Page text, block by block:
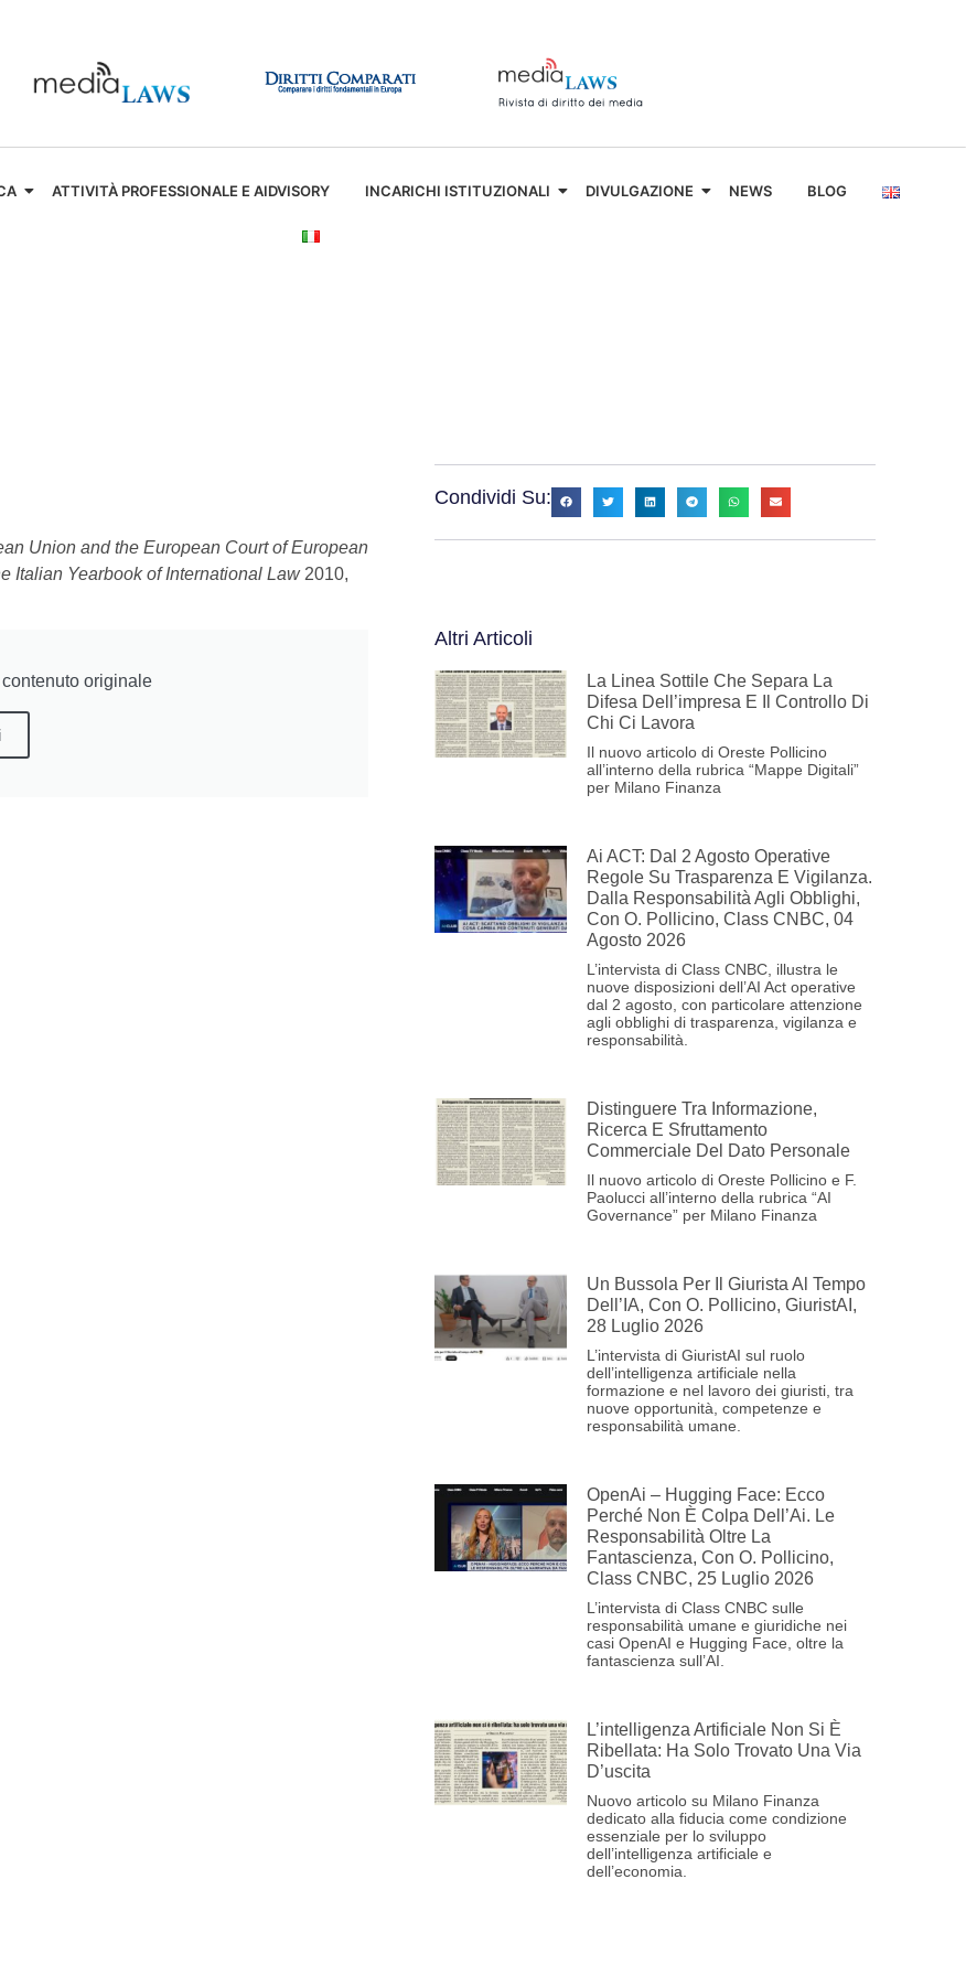
ATTIVITÀ PROFESSIONALE E AIDVISORY INCARICHI ISTITUZIONALI DIVULGAZIONE NEWS BLOG
Union and the European Court of European
Italian Yearbook of International Law2010,
originale
Condividi Su:
Altri Articoli
La Linea Sottile Che Separa La
Difesa Dell’impresa E Il Controllo Di
Chi Ci Lavora
Il nuovo articolo di Oreste Pollicino
all’interno della rubrica “Mappe Digitali”
per Milano Finanza
Ai ACT: Dal 2 Agosto Operative
Regole Su Trasparenza E Vigilanza.
Dalla Responsabilità Agli Obblighi,
Con O. Pollicino, Class CNBC, 04
Agosto 2026
L’intervista di Class CNBC, illustra le
nuove disposizioni dell’AI Act operative
dal 2 agosto, con particolare attenzione
agli obblighi di trasparenza, vigilanza e
responsabilità.
Distinguere Tra Informazione,
Ricerca E Sfruttamento
Commerciale Del Dato Personale
Il nuovo articolo di Oreste Pollicino e F.
Paolucci all’interno della rubrica “AI
Governance” per Milano Finanza
Un Bussola Per Il Giurista Al Tempo
Dell’IA, Con O. Pollicino, GiuristAI,
28 Luglio 2026
L’intervista di GiuristAI sul ruolo
dell’intelligenza artificiale nella
formazione e nel lavoro dei giuristi, tra
nuove opportunità, competenze e
responsabilità umane.
OpenAi – Hugging Face: Ecco
Perché Non È Colpa Dell’Ai. Le
Responsabilità Oltre La
Fantascienza, Con O. Pollicino,
Class CNBC, 25 Luglio 2026
L’intervista di Class CNBC sulle
responsabilità umane e giuridiche nei
casi OpenAI e Hugging Face, oltre la
fantascienza sull’AI.
L’intelligenza Artificiale Non Si È
Ribellata: Ha Solo Trovato Una Via
D’uscita
Nuovo articolo su Milano Finanza
dedicato alla fiducia come condizione
essenziale per lo sviluppo
dell’intelligenza artificiale e
dell’economia.